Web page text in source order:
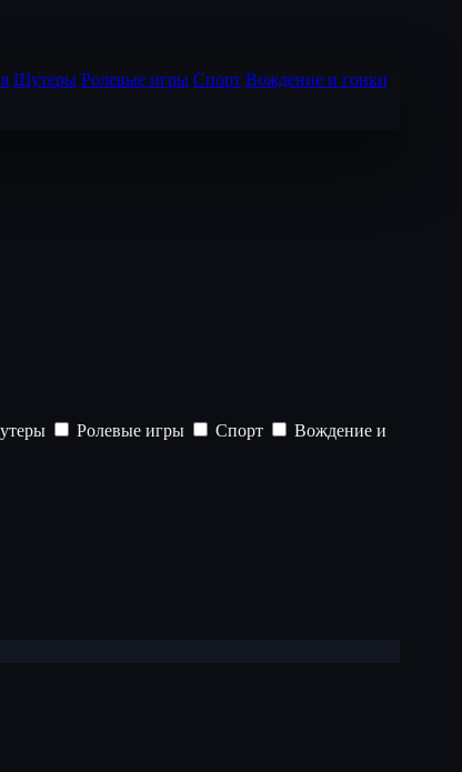
Шутеры Ролевые игры Спорт Вождение и гонки
Ролевые игры Спорт
Вождение и